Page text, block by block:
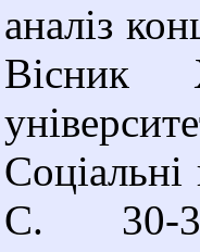
аналіз
Вісник
С. 30-